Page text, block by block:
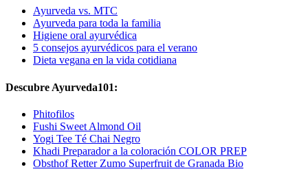
Ayurveda vs. MTC
Ayurveda para toda la familia
Higiene oral ayurvédica
5 consejos ayurvédicos para el verano
Dieta vegana en la vida cotidiana
Descubre Ayurveda101:
Phitofilos
Fushi Sweet Almond Oil
Yogi Tee Té Chai Negro
Khadi Preparador a la coloración COLOR PREP
Obsthof Retter Zumo Superfruit de Granada Bio